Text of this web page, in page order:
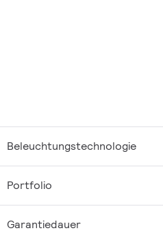
Beleuchtungstechnologie
Portfolio
Garantiedauer